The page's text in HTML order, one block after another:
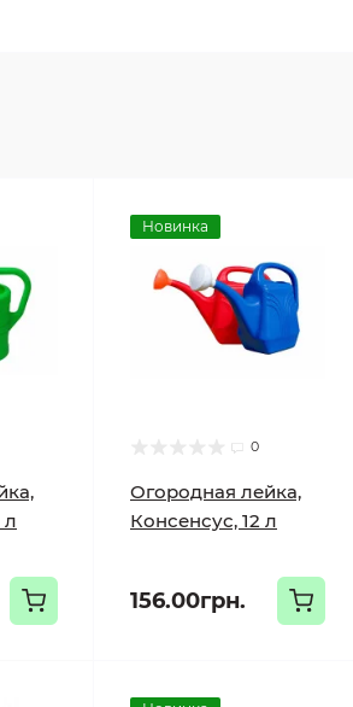
л
Новинка
0
Огородная лейка,
Консенсус, 12 л
156.00грн.